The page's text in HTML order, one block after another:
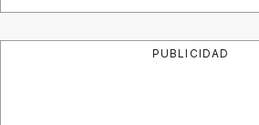
PUBLICIDAD